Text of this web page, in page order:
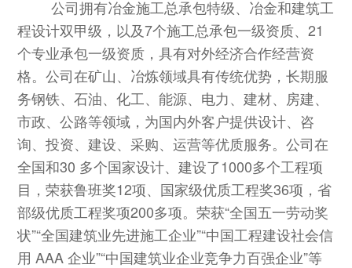
公司拥有冶金施工总承包特级、冶金和建筑工
程设计双甲级，以及7个施工总承包一级资质、21
个专业承包一级资质，具有对外经济合作经营资
格。公司在矿山、冶炼领域具有传统优势，长期服
务钢铁、石油、化工、能源、电力、建材、房建、
市政、公路等领域，为国内外客户提供设计、咨
询、投资、建设、采购、运营等优质服务。公司在
全国和30 多个国家设计、建设了1000多个工程项
目，荣获鲁班奖12项、国家级优质工程奖36项，省
部级优质工程奖项200多项。荣获“全国五一劳动奖
状”“全国建筑业先进施工企业”“中国工程建设社会信
用 AAA 企业”“中国建筑业企业竞争力百强企业”等